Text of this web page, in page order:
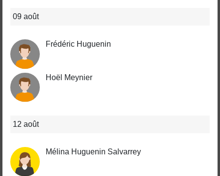
09 août
Frédéric Huguenin
Hoël Meynier
12 août
Mélina Huguenin Salvarrey